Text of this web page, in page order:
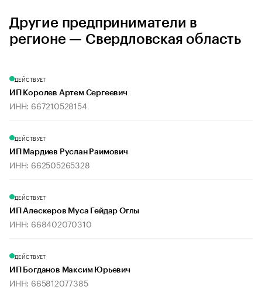
Другие предприниматели в
регионе — Свердловская область
ДЕЙСТВУЕТ
ИП Королев Артем Сергеевич
ИНН: 667210528154
ДЕЙСТВУЕТ
ИП Мардиев Руслан Раимович
ИНН: 662505265328
ДЕЙСТВУЕТ
ИП Алескеров Муса Гейдар Оглы
ИНН: 668402070310
ДЕЙСТВУЕТ
ИП Богданов Максим Юрьевич
ИНН: 665812077385